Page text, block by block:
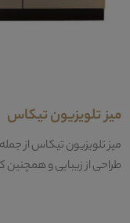
میز تلویزیون تیکاس
میز تلویزیون تیکاس از
طراحی از زیبایی و همچنین